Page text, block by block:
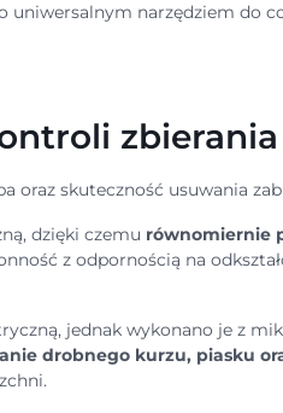
uniwersalnym narzędziem do
skuteczność usuwania
dzięki czemu równomiernie
z odpornością na
jednak wykonano je z
drobnego kurzu, piasku